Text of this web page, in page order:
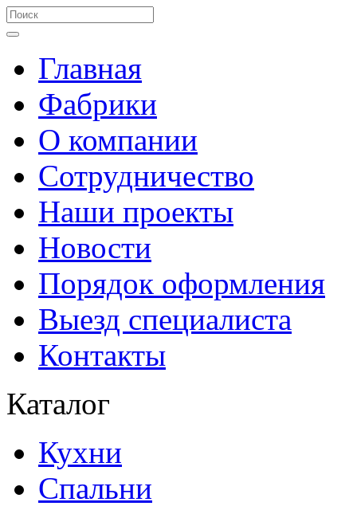
Главная
Фабрики
О компании
Сотрудничество
Наши проекты
Новости
Порядок оформления
Выезд специалиста
Контакты
Каталог
Кухни
Спальни